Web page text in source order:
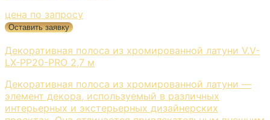
цена по запросу
Оставить заявку
Декоративная полоса из хромированной латуни V.V-
LX-PP20-PRO 2,7 м
Декоративная полоса из хромированной латуни —
элемент декора, используемый в различных
интерьерных и экстерьерных дизайнерских